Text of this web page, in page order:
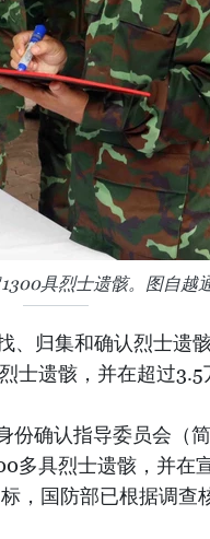
具烈士遗骸。图自越
归集和确认烈士遗
士遗骸，并在超过3.5
份确认指导委员会（
多具烈士遗骸，并在
，国防部已根据调查